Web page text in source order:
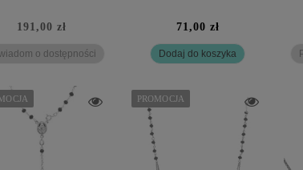
191,00 zł
o dostępności
71,00 zł
Dodaj do koszyka
PROMOCJA